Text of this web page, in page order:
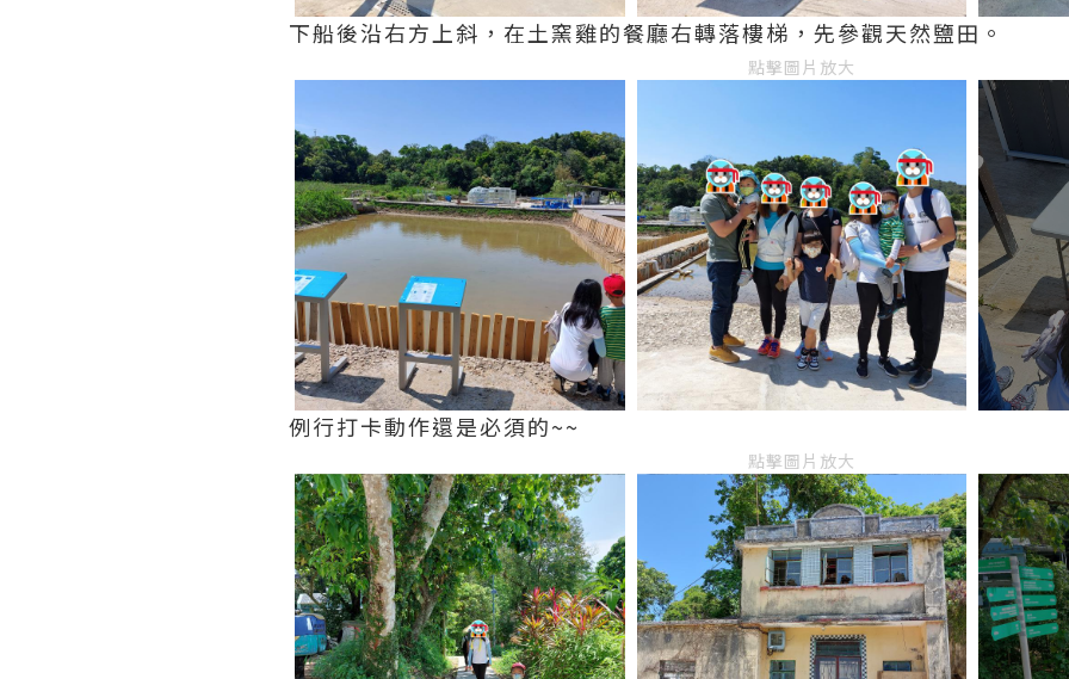
下船後沿右方上斜，在土窯雞的餐廳右轉落樓梯，先參觀天然鹽田。
點擊圖片放大
例行打卡動作還是必須的~~
點擊圖片放大